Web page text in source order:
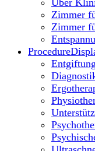
Über
Zimmer
Zimmer
Procedure
Entgiftung